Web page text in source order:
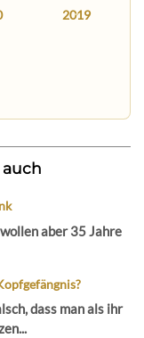
2019
aber 35 Jahre
dass man als ihr